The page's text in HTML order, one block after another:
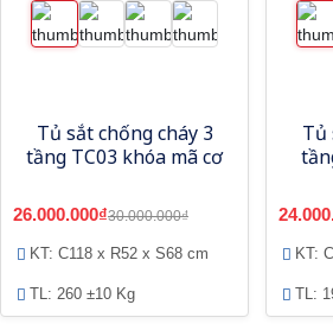
Tủ sắt chống cháy 3
tầng TC03 khóa mã cơ
26.000.000₫30.000.000₫
KT: C118 x R52 x S68 cm
TL: 260 ±10 Kg
Tủ
KT:
TL: